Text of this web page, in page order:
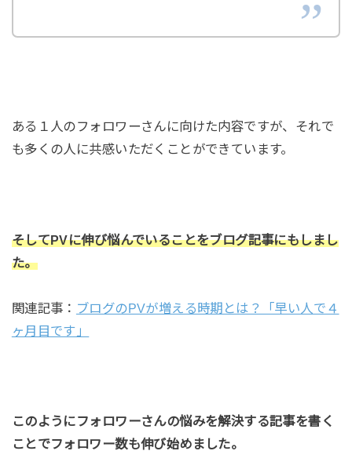
ある１人のフォロワーさんに向けた内容ですが、それで
も多くの人に共感いただくことができています。
そしてPVに伸び悩んでいることをブログ記事にもしまし
た。
関連記事： ブログのPVが増える時期とは？「早い人で４
ヶ月目です」
このようにフォロワーさんの悩みを解決する記事を書く
ことでフォロワー数も伸び始めました。